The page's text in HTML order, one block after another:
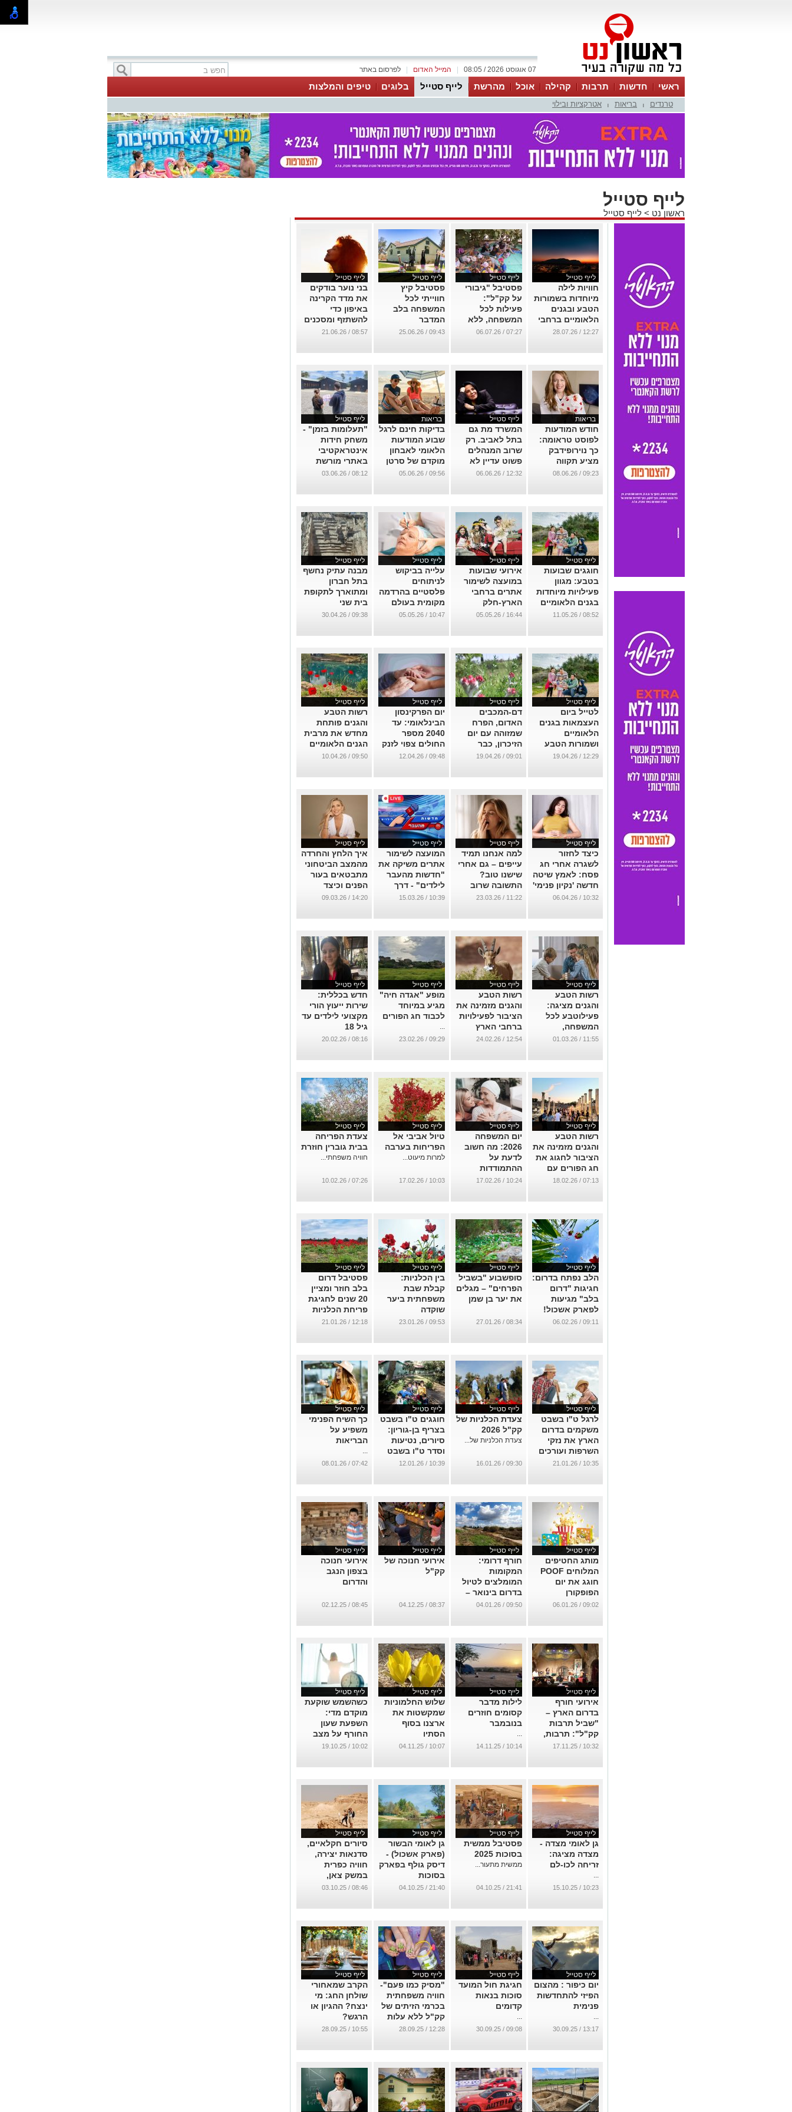
לפרסום באתר המייל האדום 07 אוגוסט 2026 / 08:05
ראשי חדשות תרבות קהילה אוכל מהרשת לייף סטייל בלוגים טיפים והמלצות
טרנדים בריאות אטרקציות ובילוי
לייף סטייל
ראשון נט > לייף סטייל
לייף סטייל
חוויות לילה
מיוחדות בשמורות
הטבע ובגנים
הלאומיים ברחבי
הארץ, עם שיאו
הפרסאידים - מטר
המרהיב של הקיץ
...
12:27 / 28.07.26
לייף סטייל
פסטיבל "גיבורי
על קק"ל":
פעילות לכל
המשפחה, ללא
עלות, בעשרות
הארץ, במהלך
...
07:27 / 06.07.26
לייף סטייל
פסטיבל קיץ
חווייתי לכל
המשפחה בלב
המדבר
...
09:43 / 25.06.26
לייף סטייל
בני נוער בודקים
את מדד הקרינה
באיפון כדי
להשתזף ומסכנים
את בריאותם
08:57 / 21.06.26
בריאות
חודש המודעות
לפוסט טראומה:
כך נוירופידבק
מציע תקווה
חדשה לנפגעי
...
09:23 / 08.06.26
לייף סטייל
המשרד מת גם
בתל לאביב. רק
שרוב המנהלים
פשוט עדיין לא
מודים בזה
12:32 / 06.06.26
בריאות
בדיקות חינם לרגל
שבוע המודעות
הלאומי לאבחון
מוקדם של סרטן
העור
09:56 / 05.06.26
לייף סטייל
"תעלומות בזמן" -
משחק חידות
אינטראקטיבי
באתרי מורשת
...
08:12 / 03.06.26
לייף סטייל
חוגגים שבועות
בטבע: מגוון
פעילויות מיוחדות
בגנים הלאומיים
ובשמורות ברחבי
...
08:52 / 11.05.26
לייף סטייל
אירועי שבועות
במועצה לשימור
אתרים ברחבי
הארץ-חלק
מהפעילויות ללא
...
16:44 / 05.05.26
לייף סטייל
עלייה בביקוש
לניתוחים
פלסטיים בהרדמה
מקומית בעולם
וגם בישראל: איך
היציבות
...
10:47 / 05.05.26
לייף סטייל
מבנה עתיק נחשף
בתל חברון
ומתוארך לתקופת
בית שני
...
09:38 / 30.04.26
לייף סטייל
לטייל ביום
העצמאות בגנים
הלאומיים
ושמורות הטבע
ברחבי הארץ
12:29 / 19.04.26
לייף סטייל
דם-המכבים
האדום, הפרח
שמזוהה עם יום
הזיכרון, כבר
פורח. איפה תוכלו
...
09:01 / 19.04.26
לייף סטייל
יום הפרקינסון
הבינלאומי: עד
2040 מספר
החולים צפוי לזנק
למעל 20 מיליון -
מכיוונים חדשים
09:48 / 12.04.26
לייף סטייל
רשות הטבע
והגנים פותחת
מחדש את מרבית
הגנים הלאומיים
ושמורות הטבע
...
09:50 / 10.04.26
לייף סטייל
כיצד לחזור
לשגרה אחרי חג
פסח: לאמץ שיטה
חדשה 'נקיון פנימי'
במקום השיטה
לשגרה'
10:32 / 06.04.26
לייף סטייל
למה אנחנו תמיד
עייפים – גם אחרי
שישנו טוב?
התשובה שרוב
האנשים לא
...
11:22 / 23.03.26
לייף סטייל
המועצה לשימור
אתרים משיקה את
"חדשות מהעבר
לילדים" - דרך
חדשה ומרתקת
היסטוריה, במיוחד
...
10:39 / 15.03.26
לייף סטייל
איך הלחץ והחרדה
מהמצב הביטחוני
מתבטאים בעור
הפנים וכיצד
מטפלים?
14:20 / 09.03.26
לייף סטייל
רשות הטבע
והגנים מציגה:
פעילוטבע לכל
המשפחה,
פעילויות כיפיות
בזמן שאנחנו
...
11:55 / 01.03.26
לייף סטייל
רשות הטבע
והגנים מזמינה את
הציבור לפעילויות
ברחבי הארץ
בסימן חיות הבר
...
12:54 / 24.02.26
לייף סטייל
מופע "אגדה חיה"
מגיע במיוחד
לכבוד חג הפורים
...
09:29 / 23.02.26
לייף סטייל
חדש בכללית:
שירות ייעוץ הורי
מקצועי לילדים עד
גיל 18
...
08:16 / 20.02.26
לייף סטייל
רשות הטבע
והגנים מזמינה את
הציבור לחגוג את
חג הפורים עם
מגוון פעילויות לכל
...
07:13 / 18.02.26
לייף סטייל
יום המשפחה
2026: מה חשוב
לדעת על
ההתמודדות
המשפחתית בעת
...
10:24 / 17.02.26
לייף סטייל
טיול אביבי אל
הפריחות בערבה
למרות מיעוט...
10:03 / 17.02.26
לייף סטייל
צעדת הפריחה
בבית גוברין חוזרת
חוויה משפחתי...
07:26 / 10.02.26
לייף סטייל
הלב נפתח בדרום:
חגיגות "דרום
בלב" מגיעות
לפארק אשכול!
...
09:11 / 06.02.26
לייף סטייל
סופשבוע "בשביל
הפרחים" – מגלים
את יער בן שמן
08:34 / 27.01.26
לייף סטייל
בין הכלניות:
קבלת שבת
משפחתית ביער
שוקדה
...
09:53 / 23.01.26
לייף סטייל
פסטיבל דרום
בלב חוזר ומציין
20 שנים לחגיגת
פריחת הכלניות
בנגב
12:18 / 21.01.26
לייף סטייל
לרגל ט"ו בשבט
משקמים בדרום
הארץ את נזקי
השרפות ועורכים
נטיעות חדשות
10:35 / 21.01.26
לייף סטייל
צעדת הכלניות של
קק"ל 2026
צעדת הכלניות של...
09:30 / 16.01.26
לייף סטייל
חוגגים ט"ו בשבט
בצריף בן-גוריון:
סיורים, נטיעות
וסדר ט"ו בשבט
חגיגי בלב המדבר
10:39 / 12.01.26
לייף סטייל
כך השיח הפנימי
משפיע על
הבריאות
...
07:42 / 08.01.26
לייף סטייל
מותג החטיפים
המלוחים POOF
חוגג את יום
הפופקורן
הבינלאומי עם
POP פופקורן
שונים: חמאה,
טבעי וקרמל
...
09:02 / 06.01.26
לייף סטייל
חורף דרומי:
המקומות
המומלצים לטיול
בדרום בינואר –
בלי לשלם שקל
09:50 / 04.01.26
לייף סטייל
אירועי חנוכה של
קק"ל
08:37 / 04.12.25
לייף סטייל
אירועי חנוכה
בצפון הנגב
והדרום
08:45 / 02.12.25
לייף סטייל
אירועי חורף
בדרום הארץ –
"שביל תרבות
קק"ל": תרבות,
אמנות וקהילה
כניסה חופשית
10:32 / 17.11.25
לייף סטייל
לילות מדבר
קסומים חוזרים
בנובמבר
...
10:14 / 14.11.25
לייף סטייל
שלוש החלמוניות
שמקשטות את
ארצנו בסוף
הסתיו
...
10:07 / 04.11.25
לייף סטייל
כשהשמש שוקעת
מוקדם מדי:
השפעת שעון
החורף על מצב
הרוח והתזונה
...
10:02 / 19.10.25
לייף סטייל
גן לאומי מצדה -
מצדה מציגה:
זריחה לכו-לם
...
10:23 / 15.10.25
לייף סטייל
פסטיבל ממשית
בסוכות 2025
ממשית מתעור...
21:41 / 04.10.25
לייף סטייל
גן לאומי הבשור
(פארק אשכול) -
דיסק גולף בפארק
בסוכות
...
21:40 / 04.10.25
לייף סטייל
סיורים חקלאיים,
סדנאות יצירה,
חוויה כפרית
במשק צאן,
תצפיות כוכבים
...
08:46 / 03.10.25
לייף סטייל
יום כיפור : מהצום
הפיזי להתחדשות
פנימית
...
13:17 / 30.09.25
לייף סטייל
חגיגת חול המועד
סוכות בנאות
קדומים
...
09:08 / 30.09.25
לייף סטייל
"מסיק כמו פעם"-
חוויה משפחתית
בכרמי הזיתים של
קק"ל ללא עלות
...
12:28 / 28.09.25
לייף סטייל
הקרב שמאחורי
שולחן החג: מי
ינצח? ההגיון או
הרגש?
...
10:55 / 28.09.25